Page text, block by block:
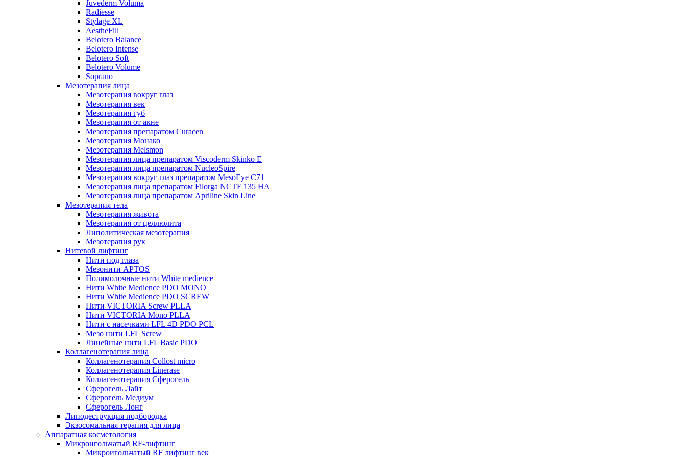
Juvederm Voluma
Radiesse
Stylage XL
AestheFill
Belotero Balance
Belotero Intense
Belotero Soft
Belotero Volume
Soprano
Мезотерапия лица
Мезотерапия вокруг глаз
Мезотерапия век
Мезотерапия губ
Мезотерапия от акне
Мезотерапия препаратом Curacen
Мезотерапия Монако
Мезотерапия Melsmon
Мезотерапия лица препаратом Viscoderm Skinko E
Мезотерапия лица препаратом NucleoSpire
Мезотерапия вокруг глаз препаратом MesoEye С71
Мезотерапия лица препаратом Filorga NCTF 135 HA
Мезотерапия лица препаратом Apriline Skin Line
Мезотерапия тела
Мезотерапия живота
Мезотерапия от целлюлита
Липолитическая мезотерапия
Мезотерапия рук
Нитевой лифтинг
Нити под глаза
Мезонити APTOS
Полимолочные нити White medience
Нити White Medience PDO MONO
Нити White Medience PDO SCREW
Нити VICTORIA Screw PLLA
Нити VICTORIA Mono PLLA
Нити с насечками LFL 4D PDO PCL
Мезо нити LFL Screw
Линейные нити LFL Basic PDO
Коллагенотерапия лица
Коллагенотерапия Collost micro
Коллагенотерапия Linerase
Коллагенотерапия Сферогель
Сферогель Лайт
Сферогель Медиум
Сферогель Лонг
Липодеструкция подбородка
Экзосомальная терапия для лица
Аппаратная косметология
Микроигольчатый RF-лифтинг
Микроигольчатый RF лифтинг век